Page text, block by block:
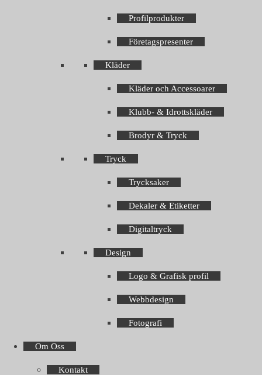
Profilprodukter
Företagspresenter
Kläder
Kläder och Accessoarer
Klubb- & Idrottskläder
Brodyr & Tryck
Tryck
Trycksaker
Dekaler & Etiketter
Digitaltryck
Design
Logo & Grafisk profil
Webbdesign
Fotografi
Om Oss
Kontakt